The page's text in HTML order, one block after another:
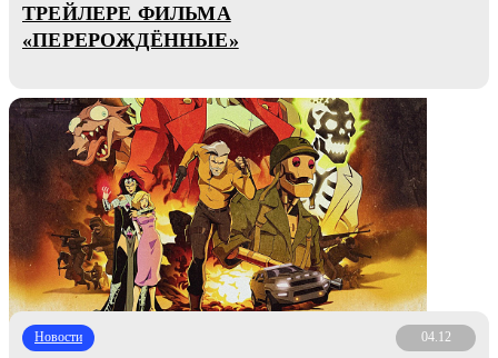
ТРЕЙЛЕРЕ ФИЛЬМА
«ПЕРЕРОЖДЁННЫЕ»
Новости 04.12